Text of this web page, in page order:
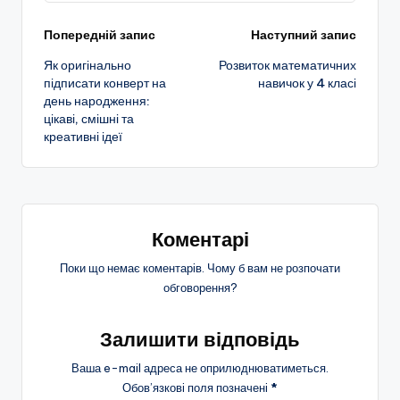
Навігація
по
запису
Попередній запис
Як оригінально
підписати конверт на
день народження:
цікаві, смішні та
креативні ідеї
Наступний запис
Розвиток математичних
навичок у 4 класі
Коментарі
Поки що немає коментарів. Чому б вам не розпочати
обговорення?
Залишити відповідь
Ваша e-mail адреса не оприлюднюватиметься.
Обов’язкові поля позначені *